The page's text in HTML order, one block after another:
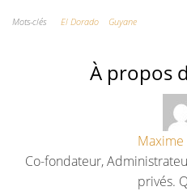
Mots-clés El Dorado Guyane
À propos
Co-fondateur,
privés.